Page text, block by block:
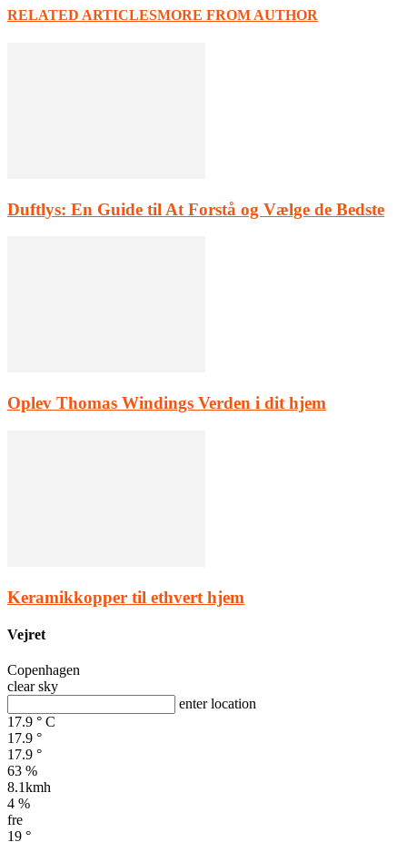
RELATED ARTICLESMORE FROM AUTHOR
Duftlys: En Guide til At Forstå og Vælge de Bedste
Oplev Thomas Windings Verden i dit hjem
Keramikkopper til ethvert hjem
Vejret
Copenhagen
clear sky
enter location
17.9 ° C
17.9 °
17.9 °
63 %
8.1kmh
4 %
fre
19 °